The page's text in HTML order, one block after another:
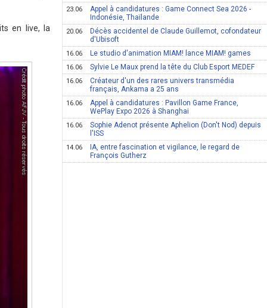
en live, la
23.06
Appel à candidatures : Game Connect Sea 2026 -
Indonésie, Thaïlande
20.06
Décès accidentel de Claude Guillemot, cofondateur
d'Ubisoft
16.06 Le studio d'animation MIAM! lance MIAM! games
16.06 Sylvie Le Maux prend la tête du Club Esport MEDEF
16.06
Créateur d'un des rares univers transmédia
français, Ankama a 25 ans
16.06
Appel à candidatures : Pavillon Game France,
WePlay Expo 2026 à Shanghai
16.06
Sophie Adenot présente Aphelion (Don't Nod) depuis
l'ISS
14.06
IA, entre fascination et vigilance, le regard de
François Gutherz